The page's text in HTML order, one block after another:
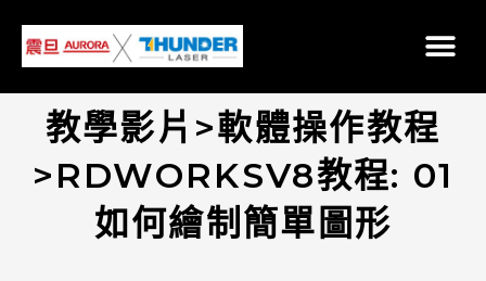
教學影片>軟體操作教程
>RDWORKSV8教程: 01
如何繪制簡單圖形